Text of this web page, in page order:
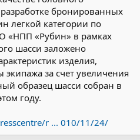
бронированных
легкой категории по
«НПП «Рубин» в рамках
шасси заложено
изделия,
за счет увеличения
образец шасси собран в
году.
r ... 010/11/24/